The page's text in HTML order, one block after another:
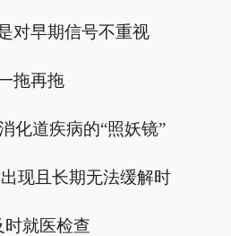
对早期信号不重视
拖再拖
化道疾病的“照妖镜”
现且长期无法缓解时
时就医检查